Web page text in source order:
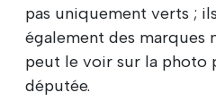
pas uniquement verts ;
également des marques
peut le voir sur la photo
députée.